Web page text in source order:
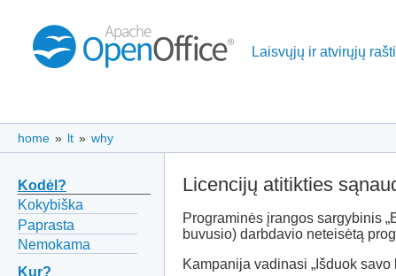
Laisvųjų ir atvirųjų
home » lt » why
Kodėl?
Kokybiška
Paprasta
Nemokama
Kur?
Licencijų atitikties
Programinės įrangos sargybinis
buvusio) darbdavio neteisėtą
Kampanija vadinasi „Išduok